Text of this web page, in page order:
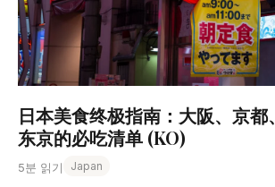
日本美食终极指南：大阪、京都、
东京的必吃清单 (KO)
5분 읽기 Japan